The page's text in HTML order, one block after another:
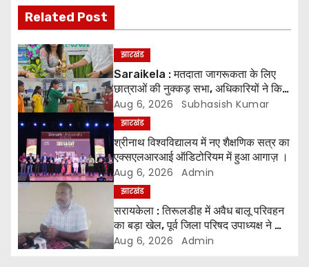
t
n
a
v
i
g
a
i
Related Post
झारखंड
Saraikela : मतदाता जागरूकता के लिए
छात्राओं की नुक्कड़ सभा, अधिकारियों ने किया
सम्मानित*
Aug 6, 2026 Subhasish Kumar
झारखंड
श्रीनाथ विश्वविद्यालय में नए शैक्षणिक सत्र का
एक्सएलआरआई ऑडिटोरियम में हुआ आगाज़ ।
Aug 6, 2026 Admin
झारखंड
सरायकेला : तिरूलडीह में अवैध बालू परिवहन
का बड़ा खेल, पूर्व जिला परिषद उपाध्यक्ष ने की
जांच की मांग ।
Aug 6, 2026 Admin